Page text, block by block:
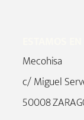
Mecohisa
c/ Miguel
50008